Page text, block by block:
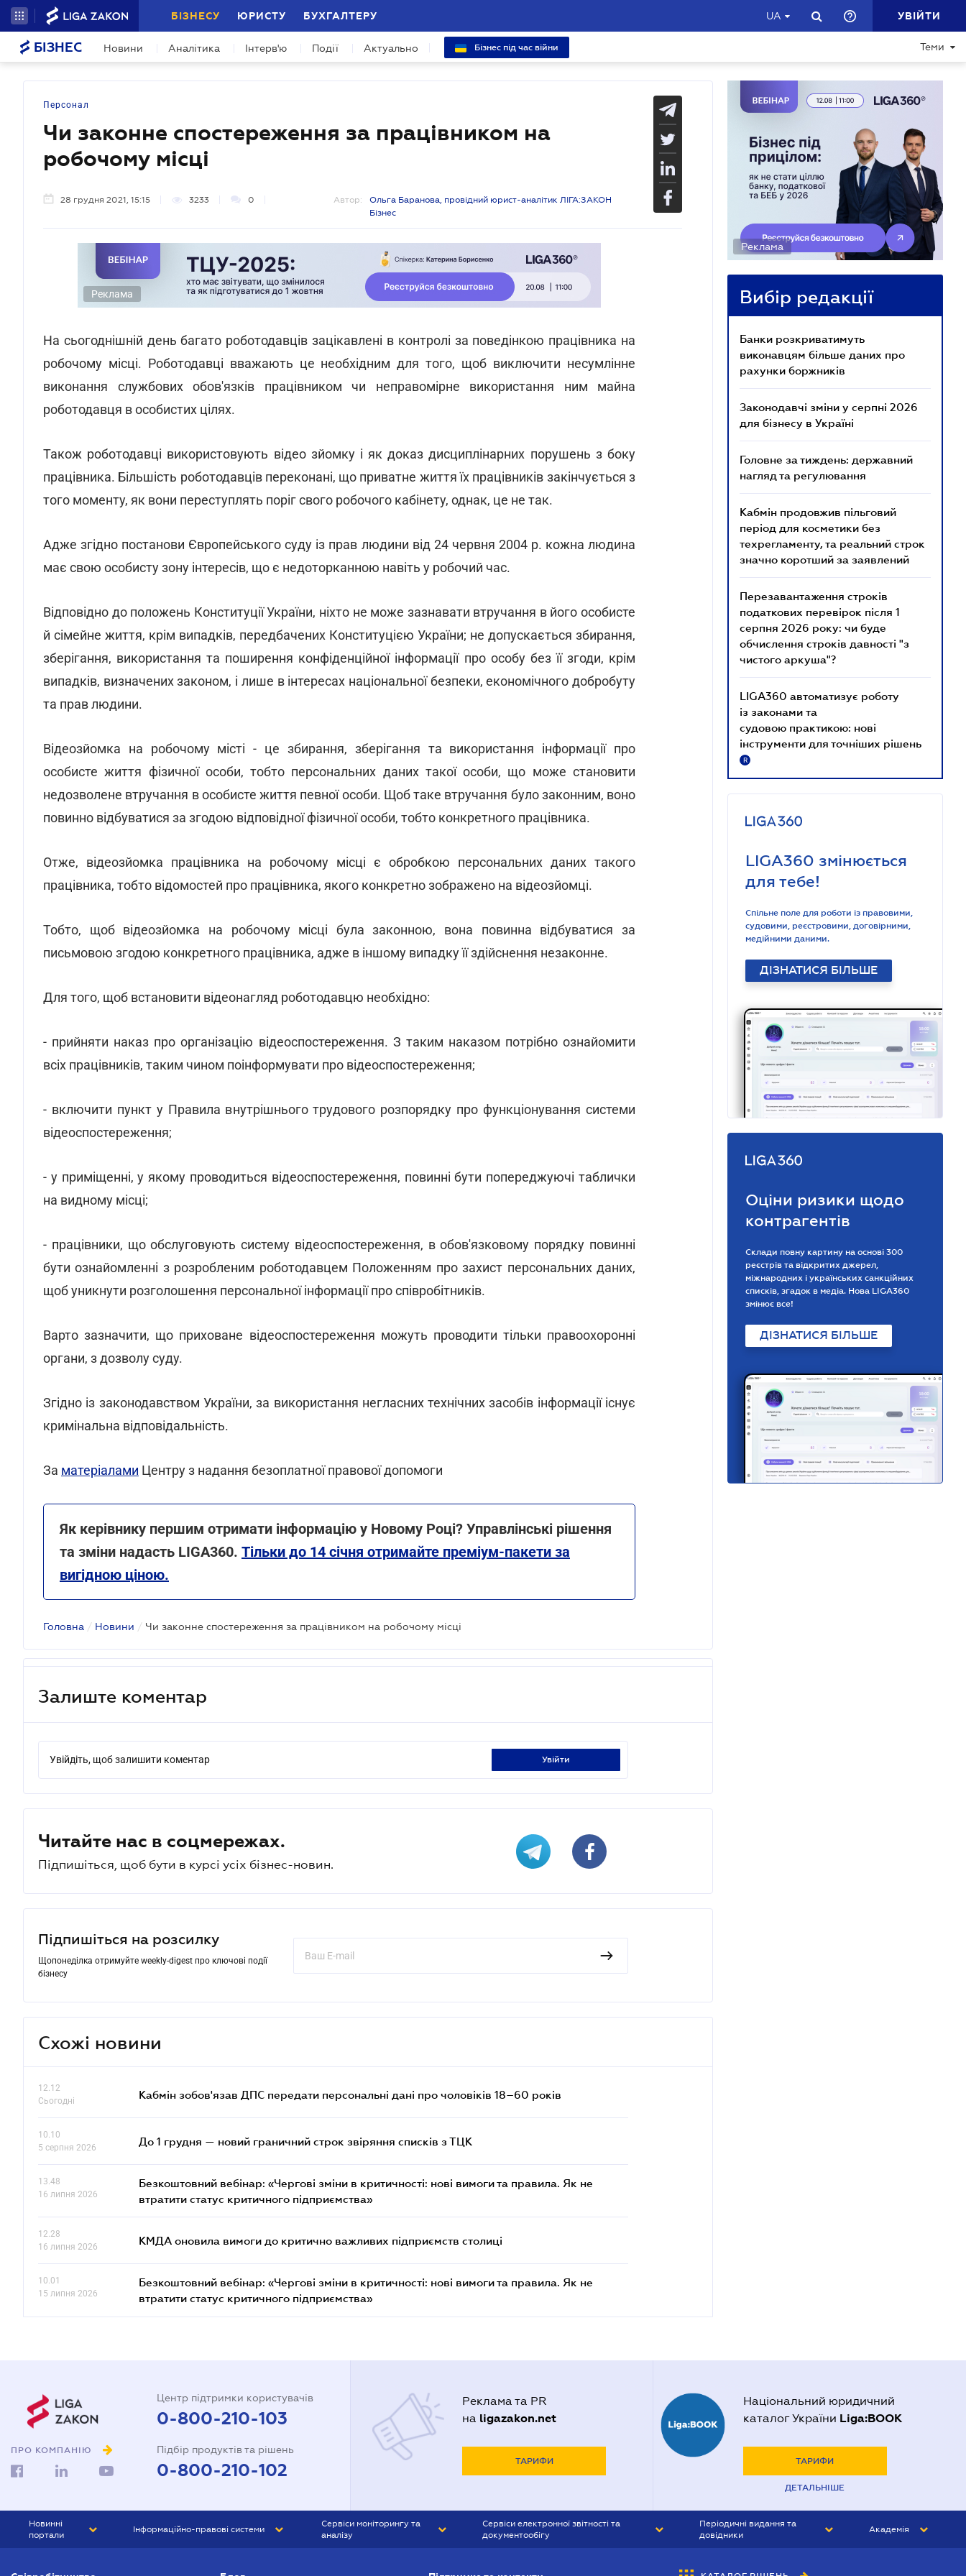
БІЗНЕСУ ЮРИСТУ БУХГАЛТЕРУ UA УВІЙТИ
БІЗНЕС Новини Аналітика Інтерв'ю Події Актуально Бізнес під час війни Теми
Персонал
Чи законне спостереження за працівником на
робочому місці
28 грудня 2021, 15:15 3233 0 Автор:
Ольга Баранова, провідний юрист-аналітик ЛІГА:ЗАКОН
Бізнес
Реклама
На сьогоднішній день багато роботодавців зацікавлені в контролі за поведінкою працівника на
робочому місці. Роботодавці вважають це необхідним для того, щоб виключити несумлінне
виконання службових обов'язків працівником чи неправомірне використання ним майна
роботодавця в особистих цілях.
Також роботодавці використовують відео зйомку і як доказ дисциплінарних порушень з боку
працівника. Більшість роботодавців переконані, що приватне життя їх працівників закінчується з
того моменту, як вони переступлять поріг свого робочого кабінету, однак, це не так.
Адже згідно постанови Європейського суду із прав людини від 24 червня 2004 р. кожна людина
має свою особисту зону інтересів, що є недоторканною навіть у робочий час.
Відповідно до положень Конституції України, ніхто не може зазнавати втручання в його особисте
й сімейне життя, крім випадків, передбачених Конституцією України; не допускається збирання,
зберігання, використання та поширення конфіденційної інформації про особу без її згоди, крім
випадків, визначених законом, і лише в інтересах національної безпеки, економічного добробуту
та прав людини.
Відеозйомка на робочому місті - це збирання, зберігання та використання інформації про
особисте життя фізичної особи, тобто персональних даних такої особи, що може становити
недозволене втручання в особисте життя певної особи. Щоб таке втручання було законним, воно
повинно відбуватися за згодою відповідної фізичної особи, тобто конкретного працівника.
Отже, відеозйомка працівника на робочому місці є обробкою персональних даних такого
працівника, тобто відомостей про працівника, якого конкретно зображено на відеозйомці.
Тобто, щоб відеозйомка на робочому місці була законною, вона повинна відбуватися за
письмовою згодою конкретного працівника, адже в іншому випадку її здійснення незаконне.
Для того, щоб встановити відеонагляд роботодавцю необхідно:
- прийняти наказ про організацію відеоспостереження. З таким наказом потрібно ознайомити
всіх працівників, таким чином поінформувати про відеоспостереження;
- включити пункт у Правила внутрішнього трудового розпорядку про функціонування системи
відеоспостереження;
- у приміщенні, у якому проводиться відеоспостереження, повинні бути попереджуючі таблички
на видному місці;
- працівники, що обслуговують систему відеоспостереження, в обов'язковому порядку повинні
бути ознайомленні з розробленим роботодавцем Положенням про захист персональних даних,
щоб уникнути розголошення персональної інформації про співробітників.
Варто зазначити, що приховане відеоспостереження можуть проводити тільки правоохоронні
органи, з дозволу суду.
Згідно із законодавством України, за використання негласних технічних засобів інформації існує
кримінальна відповідальність.
За матеріалами Центру з надання безоплатної правової допомоги
Як керівнику першим отримати інформацію у Новому Році? Управлінські рішення
та зміни надасть LIGA360. Тільки до 14 січня отримайте преміум-пакети за
вигідною ціною.
Головна / Новини / Чи законне спостереження за працівником на робочому місці
Залиште коментар
Увійдіть, щоб залишити коментар увійти
Читайте нас в соцмережах.
Підпишіться, щоб бути в курсі усіх бізнес-новин.
Підпишіться на розсилку
Щопонеділка отримуйте weekly-digest про ключові події
бізнесу
Схожі новини
12.12
Сьогодні
Кабмін зобов'язав ДПС передати персональні дані про чоловіків 18–60 років
10.10
5 серпня 2026
До 1 грудня — новий граничний строк звіряння списків з ТЦК
13.48
16 липня 2026
Безкоштовний вебінар: «Чергові зміни в критичності: нові вимоги та правила. Як не
втратити статус критичного підприємства»
12.28
16 липня 2026
КМДА оновила вимоги до критично важливих підприємств столиці
10.01
15 липня 2026
Безкоштовний вебінар: «Чергові зміни в критичності: нові вимоги та правила. Як не
втратити статус критичного підприємства»
Реклама
Вибір редакції
Банки розкриватимуть
виконавцям більше даних про
рахунки боржників
Законодавчі зміни у серпні 2026
для бізнесу в Україні
Головне за тиждень: державний
нагляд та регулювання
Кабмін продовжив пільговий
період для косметики без
техрегламенту, та реальний строк
значно коротший за заявлений
Перезавантаження строків
податкових перевірок після 1
серпня 2026 року: чи буде
обчислення строків давності "з
чистого аркуша"?
LIGA360 автоматизує роботу
із законами та
судовою практикою: нові
інструменти для точніших рішень
R
LIGA360 змінюється
для тебе!
Спільне поле для роботи із правовими,
судовими, реєстровими, договірними,
медійними даними.
ДІЗНАТИСЯ БІЛЬШЕ
Оціни ризики щодо
контрагентів
Склади повну картину на основі 300
реєстрів та відкритих джерел,
міжнародних і українських санкційних
списків, згадок в медіа. Нова LIGA360
змінює все!
ДІЗНАТИСЯ БІЛЬШЕ
ПРО КОМПАНІЮ
Центр підтримки користувачів
0-800-210-103
Підбір продуктів та рішень
0-800-210-102
Реклама та PR
на ligazakon.net
ТАРИФИ
Національний юридичний
каталог України Liga:BOOK
ТАРИФИ
ДЕТАЛЬНІШЕ
Новинні
портали
Інформаційно-правові системи
Сервіси моніторингу та
аналізу
Сервіси електронної звітності та
документообігу
Періодичні видання та
довідники
Академія